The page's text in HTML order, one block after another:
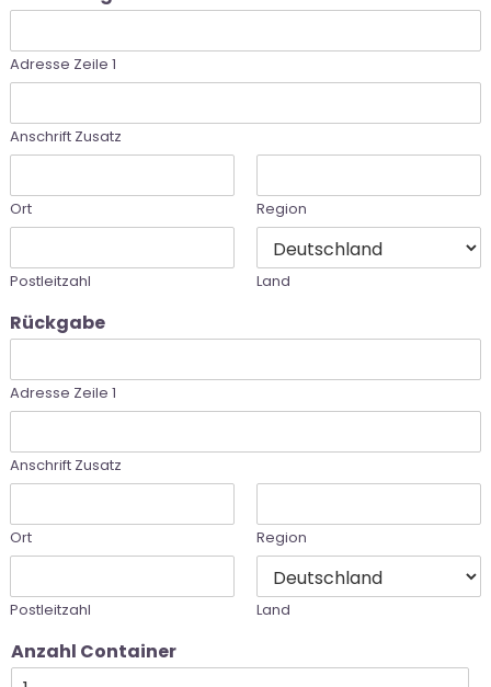
Adresse Zeile 1
Anschrift Zusatz
Ort Region
Postleitzahl Land
Rückgabe
Adresse Zeile 1
Anschrift Zusatz
Ort Region
Postleitzahl Land
Anzahl Container